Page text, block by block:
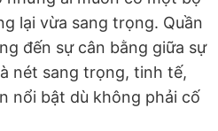
lại vừa sang trọng. Quần
đến sự cân bằng giữa sự
nét sang trọng, tinh tế,
nổi bật dù không phải cố